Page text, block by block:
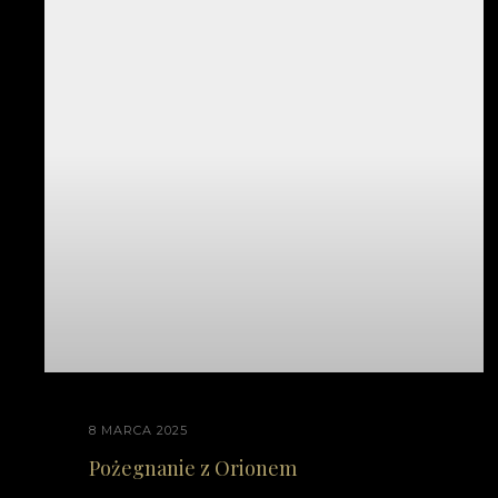
8 MARCA 2025
Pożegnanie z Orionem